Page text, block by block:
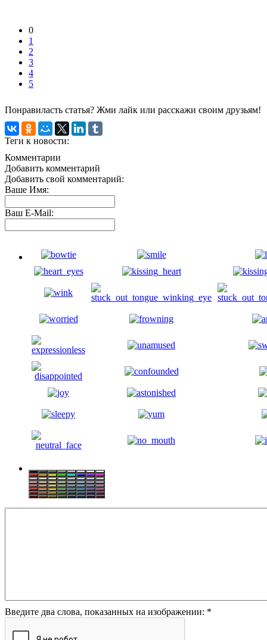
0
1
2
3
4
5
Понравиласть статья? Жми лайк или расскажи своим друзьям!
Теги к новости:
Комментарии
Добавить комментарий
Добавить свой комментарий:
Ваше Имя:
Ваш E-Mail:
Введите два слова, показанных на изображении: *